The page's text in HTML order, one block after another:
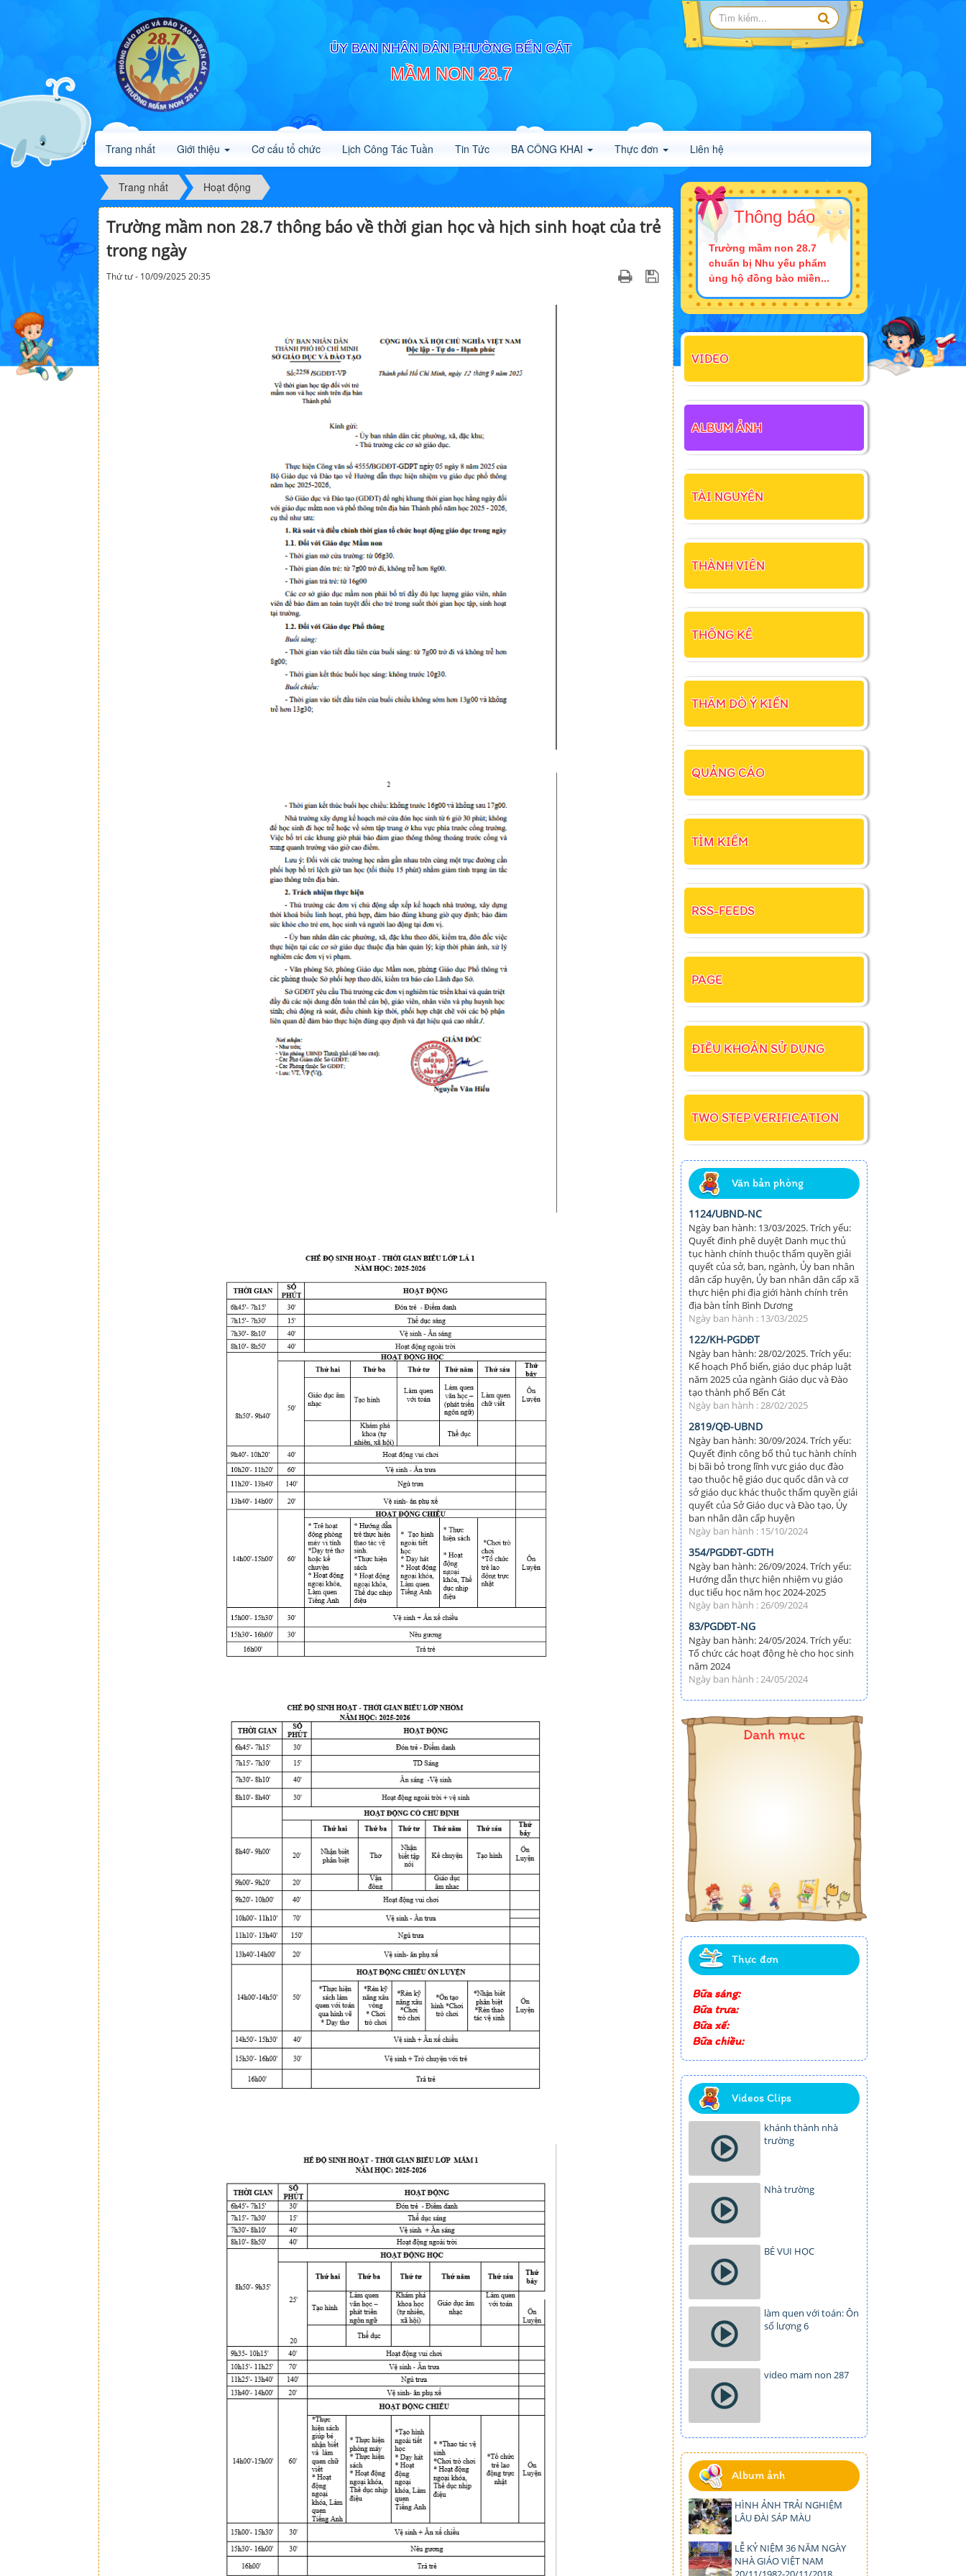
ỦY BAN NHÂN DÂN PHƯỜNG BẾN CÁT
MẦM NON 28.7
Trang nhất Giới thiệu Cơ cấu tổ chức Lịch Công Tác Tuần Tin Tức BA CÔNG KHAI Thực đơn Liên hệ
Trang nhất Hoạt động
Trường mầm non 28.7 thông báo về thời gian học và hịch sinh hoạt của trẻ
trong ngày
Thứ tư - 10/09/2025 20:35
Thông báo
Trường mầm non 28.7
chuẩn bị Nhu yếu phẩm
ủng hộ đồng bào miền...
VIDEO
ALBUM ẢNH
TÀI NGUYÊN
THÀNH VIÊN
THỐNG KÊ
THĂM DÒ Ý KIẾN
QUẢNG CÁO
TÌM KIẾM
RSS-FEEDS
PAGE
ĐIỀU KHOẢN SỬ DỤNG
TWO STEP VERIFICATION
Văn bản phòng
1124/UBND-NC
Ngày ban hành: 13/03/2025. Trích yếu:
Quyết đinh phê duyệt Danh mục thủ
tục hành chính thuộc thẩm quyền giải
quyết của sở, ban, ngành, Ủy ban nhân
dân cấp huyện, Ủy ban nhân dân cấp xã
thực hiện phi địa giới hành chính trên
địa bàn tỉnh Bình Dương
Ngày ban hành : 13/03/2025
122/KH-PGDĐT
Ngày ban hành: 28/02/2025. Trích yếu:
Kế hoạch Phổ biến, giáo dục pháp luật
năm 2025 của ngành Giáo dục và Đào
tạo thành phố Bến Cát
Ngày ban hành : 28/02/2025
2819/QĐ-UBND
Ngày ban hành: 30/09/2024. Trích yếu:
Quyết định công bố thủ tục hành chính
bị bãi bỏ trong lĩnh vực giáo dục đào
tạo thuộc hệ giáo dục quốc dân và cơ
sở giáo dục khác thuộc thẩm quyền giải
quyết của Sở Giáo dục và Đào tạo, Ủy
ban nhân dân cấp huyện
Ngày ban hành : 15/10/2024
354/PGDĐT-GDTH
Ngày ban hành: 26/09/2024. Trích yếu:
Hướng dẫn thực hiện nhiệm vụ giáo
dục tiểu học năm học 2024-2025
Ngày ban hành : 26/09/2024
83/PGDĐT-NG
Ngày ban hành: 24/05/2024. Trích yếu:
Tổ chức các hoạt động hè cho học sinh
năm 2024
Ngày ban hành : 24/05/2024
Danh mục
Thực đơn
Bữa sáng:
Bữa trưa:
Bữa xế:
Bữa chiều:
Videos Clips
khánh thành nhà
trường
Nhà trường
BÉ VUI HỌC
làm quen với toán: Ôn
số lượng 6
video mam non 287
Album ảnh
HÌNH ẢNH TRẢI NGHIỆM
LÂU ĐÀI SÁP MÀU
LỄ KỶ NIỆM 36 NĂM NGÀY
NHÀ GIÁO VIỆT NAM